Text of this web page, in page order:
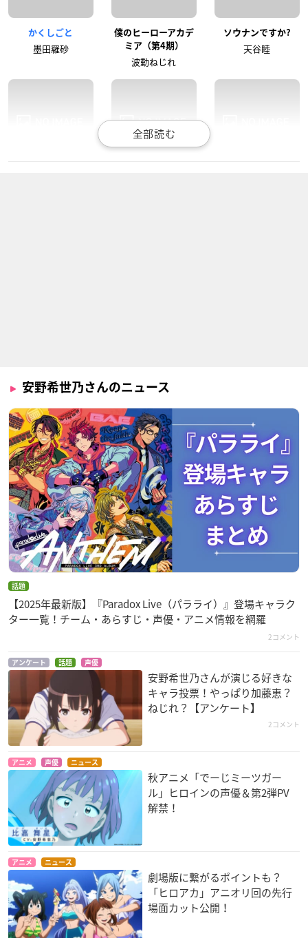
かくしごと
墨田羅砂
僕のヒーローアカデ
ミア（第4期）
波動ねじれ
ソウナン​ですか?
天谷睦
マクロスΔ
カナメ・バッカニア
あんハピ♪
久米川牡丹
うしおととら（第3
クール）
井上真由子
グレーテル・イェッ
ケルン
うしおととら
トリアージX
村咲薫
冴えない彼女の育て
かた
寄生獣 セイの格率
安野希世乃さんのニュース
話題
【2025年最新版】『Paradox Live（パラライ）』登場キャラク
ター一覧！チーム・あらすじ・声優・アニメ情報を網羅
2コメント
アンケート 話題 声優
安野希世乃さんが演じる好きな
キャラ投票！やっぱり加藤恵？
ねじれ？【アンケート】
2コメント
アニメ 声優 ニュース
秋アニメ「でーじミーツガー
ル」ヒロインの声優＆第2弾PV
解禁！
アニメ ニュース
劇場版に繋がるポイントも？
「ヒロアカ」アニオリ回の先行
場面カット公開！